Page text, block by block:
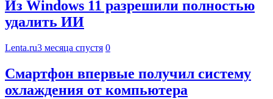
Из Windows 11 разрешили полностью
удалить ИИ
Lenta.ru3 месяца спустя 0
Смартфон впервые получил систему
охлаждения от компьютера